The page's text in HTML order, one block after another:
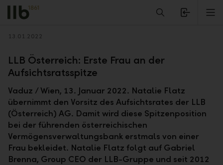
Alerts.Headline
Zurück
13.01.2022
LLB Österreich: Erste Frau an der
Aufsichtsratsspitze
Vaduz / Wien, 13. Januar 2022. Natalie Flatz
übernimmt den Vorsitz des Aufsichtsrates der LLB
(Österreich) AG. Damit wird diese Spitzenposition
bei der führenden österreichischen
Vermögensverwaltungsbank erstmals von einer
Frau bekleidet. Natalie Flatz folgt auf Gabriel
Brenna, Group CEO der LLB-Gruppe und seit 2012